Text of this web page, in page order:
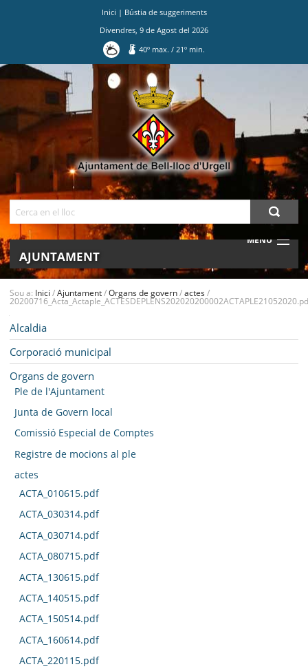
Inici | Bústia de suggeriments
Divendres 9 de Agost del 2026
40º max./ 21º min.
MENU
AJUNTAMENT
BELL-LLOC SOLUCIONA
Sou a: Inici /Ajuntament/Organs de govern/actes/
Alcaldia
Corporació municipal
Organs de govern
Ple de l'Ajuntament
Junta de Govern local
Comissió Especial de Comptes
Registre de mocions al ple
actes
ACTA_010615.pdf
ACTA_030314.pdf
ACTA_030714.pdf
ACTA_080715.pdf
ACTA_130615.pdf
ACTA_140515.pdf
ACTA_150514.pdf
ACTA_160614.pdf
ACTA_220115.pdf